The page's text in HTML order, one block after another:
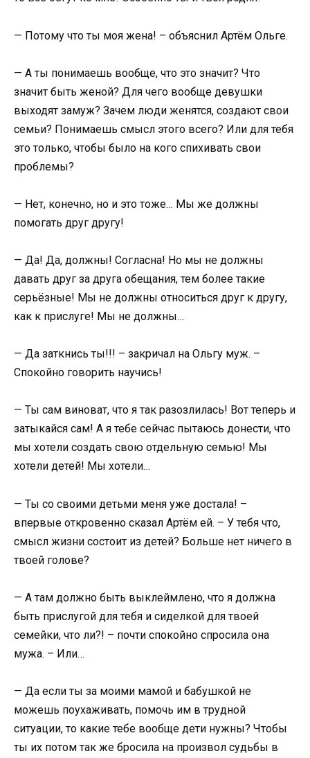
— Потому что ты моя жена! – объяснил Артём Ольге.
— А ты понимаешь вообще, что это значит? Что
значит быть женой? Для чего вообще девушки
выходят замуж? Зачем люди женятся, создают свои
семьи? Понимаешь смысл этого всего? Или для тебя
это только, чтобы было на кого спихивать свои
проблемы?
— Нет, конечно, но и это тоже… Мы же должны
помогать друг другу!
— Да! Да, должны! Согласна! Но мы не должны
давать друг за друга обещания, тем более такие
серьёзные! Мы не должны относиться друг к другу,
как к прислуге! Мы не должны…
— Да заткнись ты!!! – закричал на Ольгу муж. –
Спокойно говорить научись!
— Ты сам виноват, что я так разозлилась! Вот теперь и
затыкайся сам! А я тебе сейчас пытаюсь донести, что
мы хотели создать свою отдельную семью! Мы
хотели детей! Мы хотели…
— Ты со своими детьми меня уже достала! –
впервые откровенно сказал Артём ей. – У тебя что,
смысл жизни состоит из детей? Больше нет ничего в
твоей голове?
— А там должно быть выклеймлено, что я должна
быть прислугой для тебя и сиделкой для твоей
семейки, что ли?! – почти спокойно спросила она
мужа. – Или…
— Да если ты за моими мамой и бабушкой не
можешь поухаживать, помочь им в трудной
ситуации, то какие тебе вообще дети нужны? Чтобы
ты их потом так же бросила на произвол судьбы в